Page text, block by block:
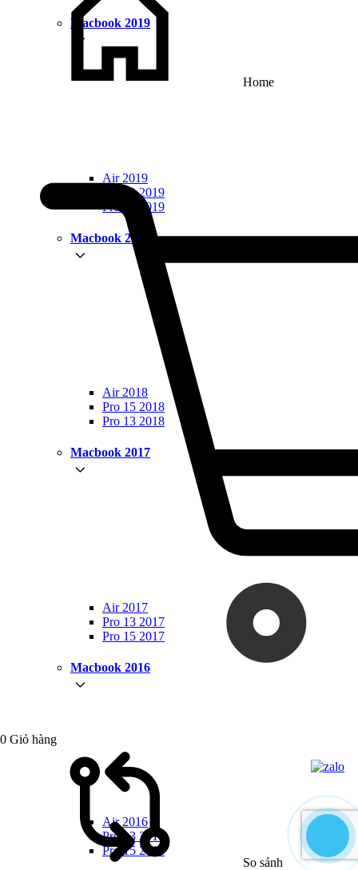
Macbook 2019
Air 2019
Pro 13 2019
Pro 15 2019
Macbook 2018
Air 2018
Pro 15 2018
Pro 13 2018
Macbook 2017
Air 2017
Pro 13 2017
Pro 15 2017
Macbook 2016
Air 2016
Pro 13 2016
Pro 15 2016
Home
0 Giỏ hàng
So sánh